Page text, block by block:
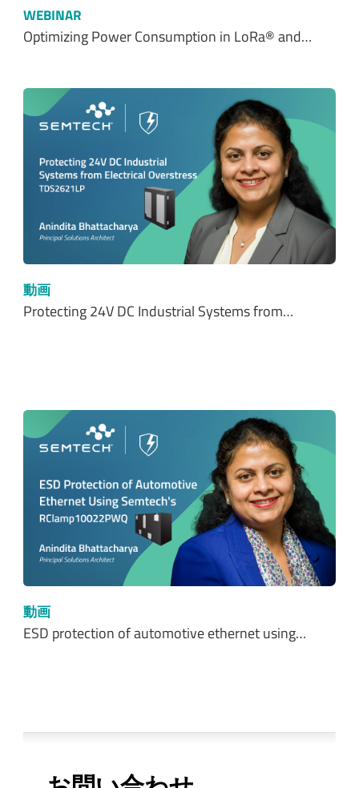
WEBINAR
Optimizing Power Consumption in LoRa® and…
動画
Protecting 24V DC Industrial Systems from…
動画
ESD protection of automotive ethernet using…